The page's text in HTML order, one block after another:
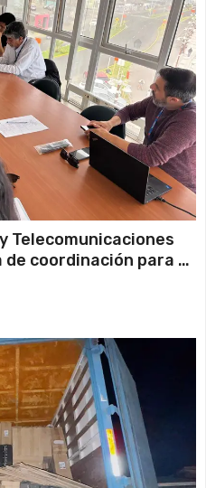
19°C
Telecomunicaciones
coordinación para el
en Iquique